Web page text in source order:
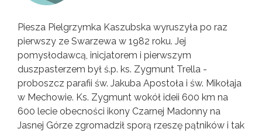
Piesza Pielgrzymka Kaszubska wyruszyła po raz
pierwszy ze Swarzewa w 1982 roku. Jej
pomysłodawcą, inicjatorem i pierwszym
duszpasterzem był ś.p. ks. Zygmunt Trella -
proboszcz parafii św. Jakuba Apostoła i św. Mikołaja
w Mechowie. Ks. Zygmunt wokół ideii 600 km na
600 lecie obecności ikony Czarnej Madonny na
Jasnej Górze zgromadził sporą rzeszę pątników i tak